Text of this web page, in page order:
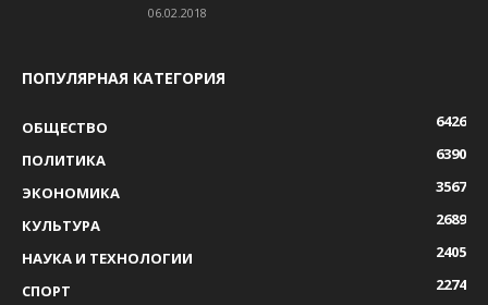
06.02.2018
ПОПУЛЯРНАЯ КАТЕГОРИЯ
ОБЩЕСТВО
6426
ПОЛИТИКА
6390
ЭКОНОМИКА
3567
КУЛЬТУРА
2689
НАУКА И ТЕХНОЛОГИИ
2405
СПОРТ
2274